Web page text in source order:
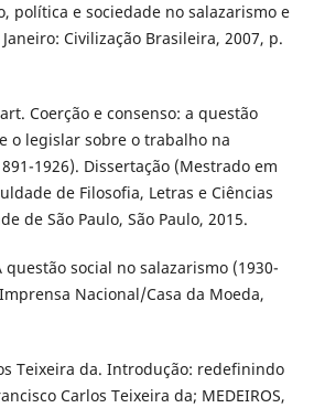
política e sociedade no salazarismo e
Civilização Brasileira, 2007, p.
Coerção e consenso: a questão
o legislar sobre o trabalho na
1926). Dissertação (Mestrado em
de Filosofia, Letras e Ciências
de São Paulo, São Paulo, 2015.
questão social no salazarismo (1930-
Nacional/Casa da Moeda,
Teixeira da. Introdução: redefinindo
Carlos Teixeira da; MEDEIROS,